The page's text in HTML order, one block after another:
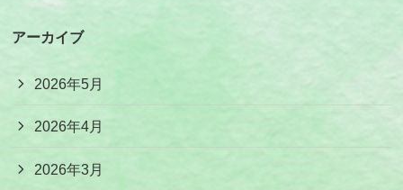
アーカイブ
2026年5月
2026年4月
2026年3月